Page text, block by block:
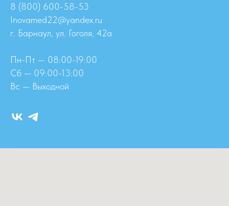
8 (800) 600-58-53
Inovamed22@yandex.ru
г. Барнаул, ул. Гоголя, 42а
Пн-Пт — 08:00-19:00
Сб — 09:00-13:00
Вс — Выходной